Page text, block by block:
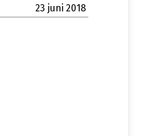
23 juni 2018